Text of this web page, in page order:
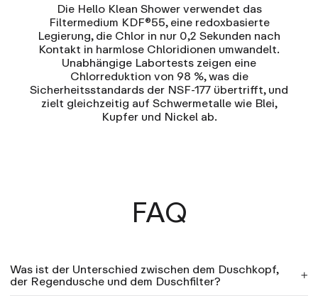
Die Hello Klean Shower verwendet das
Filtermedium KDF®55, eine redoxbasierte
Legierung, die Chlor in nur 0,2 Sekunden nach
Kontakt in harmlose Chloridionen umwandelt.
Unabhängige Labortests zeigen eine
Chlorreduktion von 98 %, was die
Sicherheitsstandards der NSF-177 übertrifft, und
zielt gleichzeitig auf Schwermetalle wie Blei,
Kupfer und Nickel ab.
FAQ
Was ist der Unterschied zwischen dem Duschkopf,
der Regendusche und dem Duschfilter?